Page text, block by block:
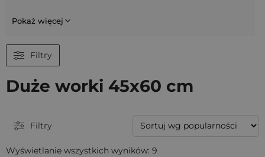
Pokaż więcej
Filtry
Duże worki 45x60 cm
Filtry
Wyświetlanie wszystkich wyników: 9